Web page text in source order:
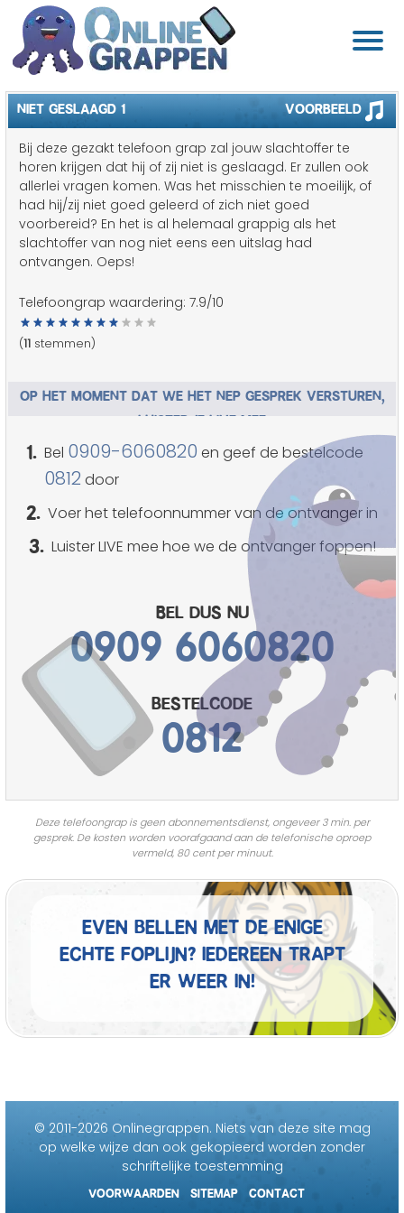
NIET GESLAAGD 1 Voorbeeld
Bij deze gezakt telefoon grap zal jouw slachtoffer te
horen krijgen dat hij of zij niet is geslaagd. Er zullen ook
allerlei vragen komen. Was het misschien te moeilijk, of
had hij/zij niet goed geleerd of zich niet goed
voorbereid? En het is al helemaal grappig als het
slachtoffer van nog niet eens een uitslag had
ontvangen. Oeps!
Telefoongrap waardering: 7.9/10
(11 stemmen)
OP HET MOMENT DAT WE HET NEP GESPREK VERSTUREN,
LUISTER JE LIVE MEE
1. Bel 0909-6060820 en geef de bestelcode
0812 door
2. Voer het telefoonnummer van de ontvanger in
3. Luister LIVE mee hoe we de ontvanger foppen!
Bel dus nu
0909 6060820
bestelcode
0812
Deze telefoongrap is geen abonnementsdienst, ongeveer 3 min. per
gesprek. De kosten worden voorafgaand aan de telefonische oproep
vermeld, 80 cent per minuut.
Even bellen met de enige
echte foplijn? Iedereen trapt
er weer in!
© 2011-2026 Onlinegrappen. Niets van deze site mag
op welke wijze dan ook gekopieerd worden zonder
schriftelijke toestemming
VOORWAARDEN SITEMAP CONTACT